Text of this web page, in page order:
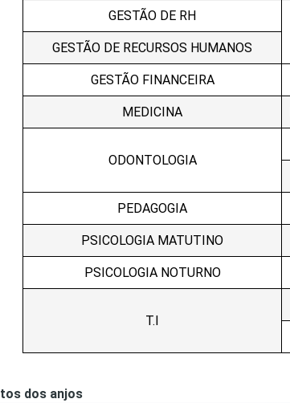
GESTÃO DE RH
GESTÃO DE RECURSOS HUMANOS
GESTÃO FINANCEIRA
MEDICINA
ODONTOLOGIA
PEDAGOGIA
PSICOLOGIA MATUTINO
PSICOLOGIA NOTURNO
T.I
dos anjos